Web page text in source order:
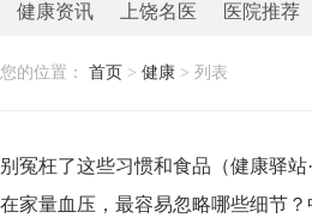
健康资讯 上饶名医 医院推荐
您的位置： 首页 > 健康 > 列表
别冤枉了这些习惯和食品（健康驿站
在家量血压，最容易忽略哪些细节